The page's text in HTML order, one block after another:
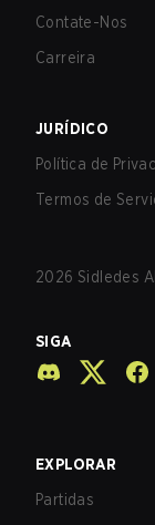
Contate-Nos
Carreira
JURÍDICO
Política de
Termos de
2026 Sidledes
SIGA
EXPLORAR
Partidas